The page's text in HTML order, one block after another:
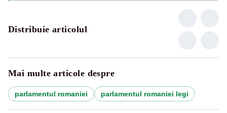
Distribuie articolul
Mai multe articole despre
parlamentul romaniei parlamentul romaniei legi